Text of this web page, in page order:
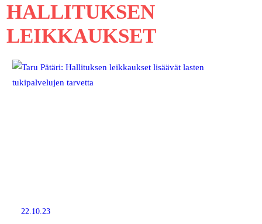
HALLITUKSEN
LEIKKAUKSET
22.10.23